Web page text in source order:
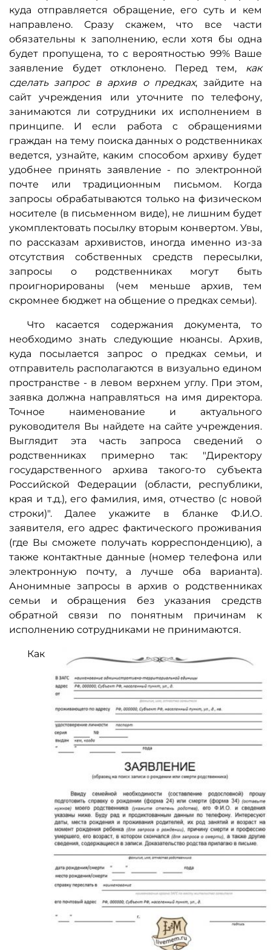
куда отправляется обращение, его суть и кем
направлено. Сразу скажем, что все части
обязательны к заполнению, если хотя бы одна
будет пропущена, то с вероятностью 99% Ваше
заявление будет отклонено. Перед тем, как
сделать запрос в архив о предках, зайдите на
сайт учреждения или уточните по телефону,
занимаются ли сотрудники их исполнением в
принципе. И если работа с обращениями
граждан на тему поиска данных о родственниках
ведется, узнайте, каким способом архиву будет
удобнее принять заявление - по электронной
почте или традиционным письмом. Когда
запросы обрабатываются только на физическом
носителе (в письменном виде), не лишним будет
укомплектовать посылку вторым конвертом. Увы,
по рассказам архивистов, иногда именно из-за
отсутствия собственных средств пересылки,
запросы о родственниках могут быть
проигнорированы (чем меньше архив, тем
скромнее бюджет на общение о предках семьи).
Что касается содержания документа, то
необходимо знать следующие нюансы. Архив,
куда посылается запрос о предках семьи, и
отправитель располагаются в визуально едином
пространстве - в левом верхнем углу. При этом,
заявка должна направляться на имя директора.
Точное наименование и актуального
руководителя Вы найдете на сайте учреждения.
Выглядит эта часть запроса сведений о
родственниках примерно так: "Директору
государственного архива такого-то субъекта
Российской Федерации (области, республики,
края и т.д.), его фамилия, имя, отчество (с новой
строки)". Далее укажите в бланке Ф.И.О.
заявителя, его адрес фактического проживания
(где Вы сможете получать корреспонденцию), а
также контактные данные (номер телефона или
электронную почту, а лучше оба варианта).
Анонимные запросы в архив о родственниках
семьи и обращения без указания средств
обратной связи по понятным причинам к
исполнению сотрудниками не принимаются.
Как